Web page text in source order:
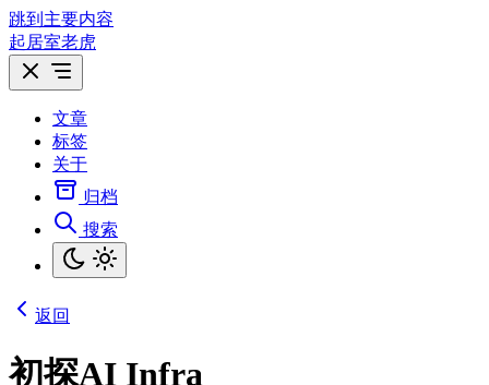
跳到主要内容
起居室老虎
文章
标签
关于
归档
搜索
返回
初探AI Infra